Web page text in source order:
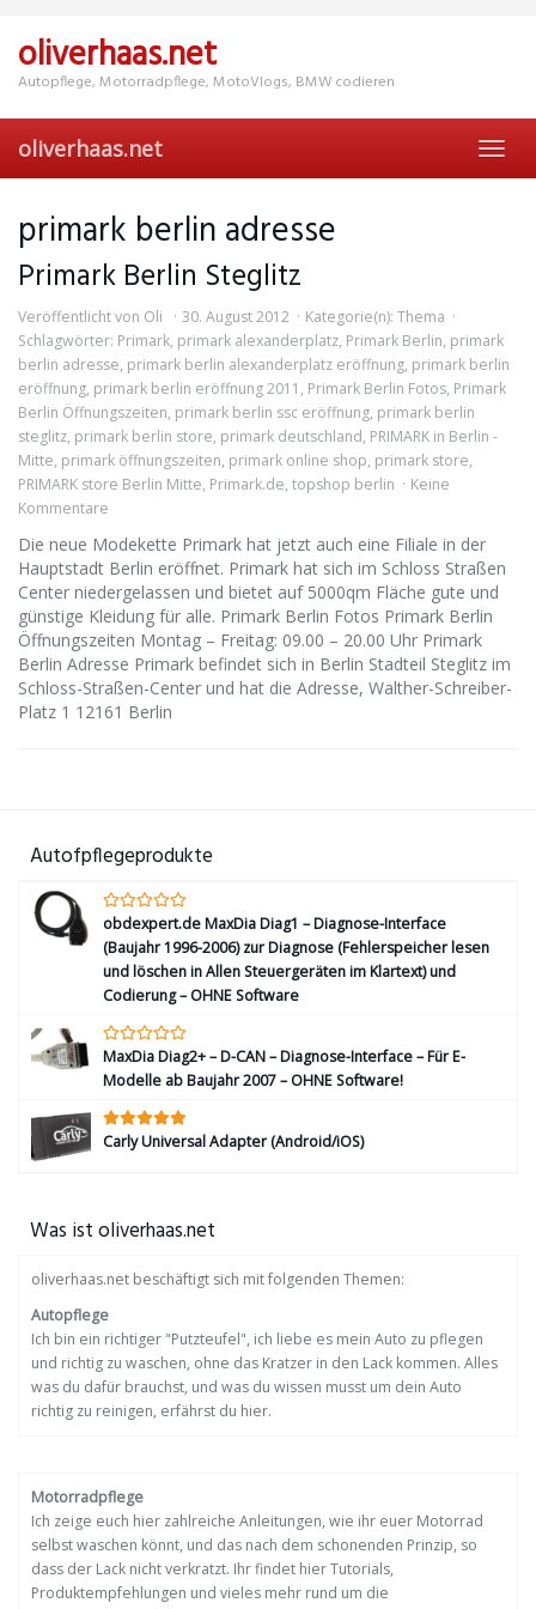
main
content
oliverhaas.net
Autopflege, Motorradpflege, MotoVlogs, BMW codieren
oliverhaas.net
primark berlin adresse
Primark Berlin Steglitz
Veröffentlicht von Oli 30. August 2012 Kategorie(n): Thema
Schlagwörter: Primark, primark alexanderplatz, Primark Berlin, primark
berlin adresse, primark berlin alexanderplatz eröffnung, primark berlin
eröffnung, primark berlin eröffnung 2011 , Primark Berlin Fotos, Primark
Berlin Öffnungszeiten, primark berlin ssc eröffnung, primark berlin
steglitz, primark berlin store, primark deutschland, PRIMARK in Berlin -
Mitte, primark öffnungszeiten, primark online shop, primark store,
PRIMARK store Berlin Mitte, Primark.de, topshop berlin
Keine
Kommentare
Die neue Modekette Primark hat jetzt auch eine Filiale in der
Hauptstadt Berlin eröffnet. Primark hat sich im Schloss Straßen
Center niedergelassen und bietet auf 5000qm Fläche gute und
günstige Kleidung für alle. Primark Berlin Fotos Primark Berlin
Öffnungszeiten Montag – Freitag: 09.00 – 20.00 Uhr Primark
Berlin Adresse Primark befindet sich in Berlin Stadteil Steglitz im
Schloss-Straßen-Center und hat die Adresse, Walther-Schreiber-
Platz 1 12161 Berlin
Autofpflegeprodukte
obdexpert.de MaxDia Diag1 – Diagnose-Interface
(Baujahr 1996-2006) zur Diagnose (Fehlerspeicher lesen
und löschen in Allen Steuergeräten im Klartext) und
Codierung – OHNE Software
MaxDia Diag2+ – D-CAN – Diagnose-Interface – Für E-
Modelle ab Baujahr 2007 – OHNE Software!
Carly Universal Adapter (Android/iOS)
Was ist oliverhaas.net
oliverhaas.net beschäftigt sich mit folgenden Themen:
Autopflege
Ich bin ein richtiger "Putzteufel", ich liebe es mein Auto zu pflegen
und richtig zu waschen, ohne das Kratzer in den Lack kommen. Alles
was du dafür brauchst, und was du wissen musst um dein Auto
richtig zu reinigen, erfährst du hier.
Motorradpflege
Ich zeige euch hier zahlreiche Anleitungen, wie ihr euer Motorrad
selbst waschen könnt, und das nach dem schonenden Prinzip, so
dass der Lack nicht verkratzt. Ihr findet hier Tutorials,
Produktempfehlungen und vieles mehr rund um die